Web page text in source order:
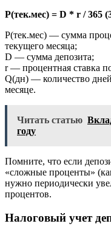
P(тек.мес) = D * r / 365
P(тек.мес) — сумма
текущего месяца;
D — сумма депозита;
r — процентная ставка
Q(дн) — количество
месяце.
Читать статью
году
Помните, что если
«сложные проценты»
нужно периодически
процентов.
Налоговый учет